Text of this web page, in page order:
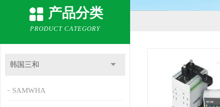
产品分类
PRODUCT CATEGORY
韩国三和
SAMWHA